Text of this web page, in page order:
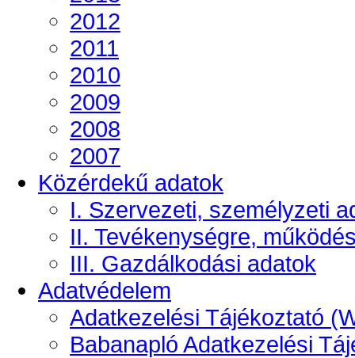
2012
2011
2010
2009
2008
2007
Közérdekű adatok
I. Szervezeti, személyzeti
II. Tevékenységre,
III. Gazdálkodási adatok
Adatvédelem
Adatkezelési Tájékoztató
Babanapló Adatkezelési